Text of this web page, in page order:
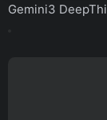
Gemini3